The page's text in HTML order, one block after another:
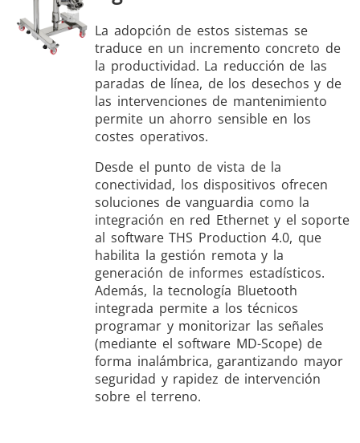
La adopción de estos sistemas se
traduce en un incremento concreto de
la productividad. La reducción de las
paradas de línea, de los desechos y de
las intervenciones de mantenimiento
permite un ahorro sensible en los
costes operativos.
Desde el punto de vista de la
conectividad, los dispositivos ofrecen
soluciones de vanguardia como la
integración en red Ethernet y el soporte
al software THS Production 4.0, que
habilita la gestión remota y la
generación de informes estadísticos.
Además, la tecnología Bluetooth
integrada permite a los técnicos
programar y monitorizar las señales
(mediante el software MD-Scope) de
forma inalámbrica, garantizando mayor
seguridad y rapidez de intervención
sobre el terreno.